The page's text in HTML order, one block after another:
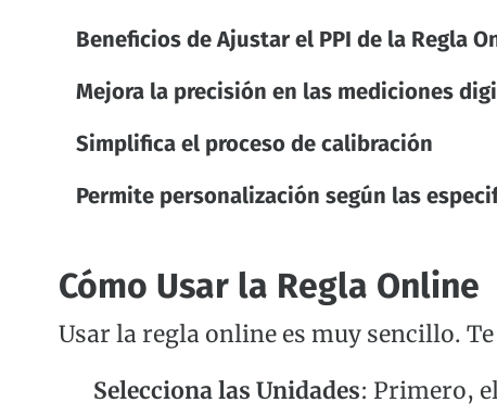
Beneficios de Ajustar el PPI de la Regla
Mejora la precisión en las mediciones
Simplifica el proceso de calibración
Permite personalización según las
Cómo Usar la Regla Online
Usar la regla online es muy sencillo.
Selecciona las Unidades: Primero,